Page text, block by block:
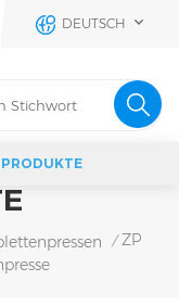
DEUTSCH
PRODUKTE
/ ZP